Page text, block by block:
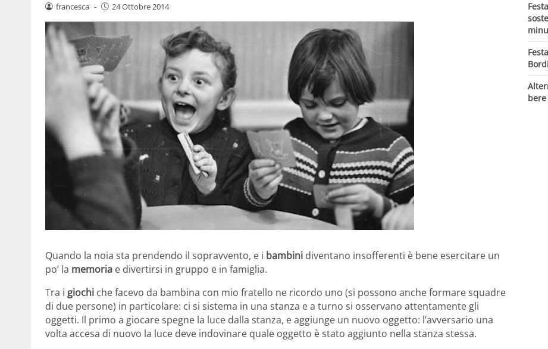
francesca - 24 Ottobre 2014
Quando la noia sta prendendo il sopravvento, e i bambini diventano insofferenti è bene esercitare un
po’ la memoria e divertirsi in gruppo e in famiglia.
Tra i giochi che facevo da bambina con mio fratello ne ricordo uno (si possono anche formare squadre
di due persone) in particolare: ci si sistema in una stanza e a turno si osservano attentamente gli
oggetti. Il primo a giocare spegne la luce dalla stanza, e aggiunge un nuovo oggetto: l’avversario una
volta accesa di nuovo la luce deve indovinare quale oggetto è stato aggiunto nella stanza stessa.